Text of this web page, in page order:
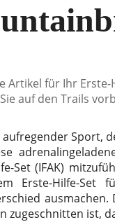
Artikel für Ihr
auf den Trails
Sport,
Set (IFAK)
Erste-Hilfe-Set
zugeschnitten ist,